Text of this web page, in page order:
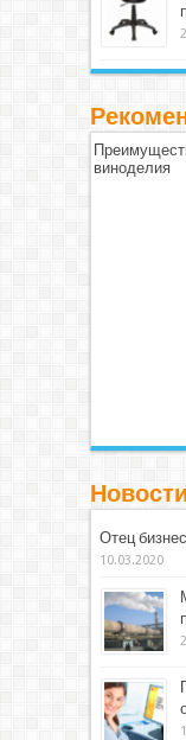
виноделия
Отец
10.03.2020